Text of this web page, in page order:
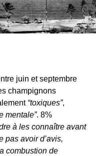
juin et septembre
champignons
“toxiques”,
mentale”. 8%
à les connaître avant
pas avoir d’avis,
combustion de